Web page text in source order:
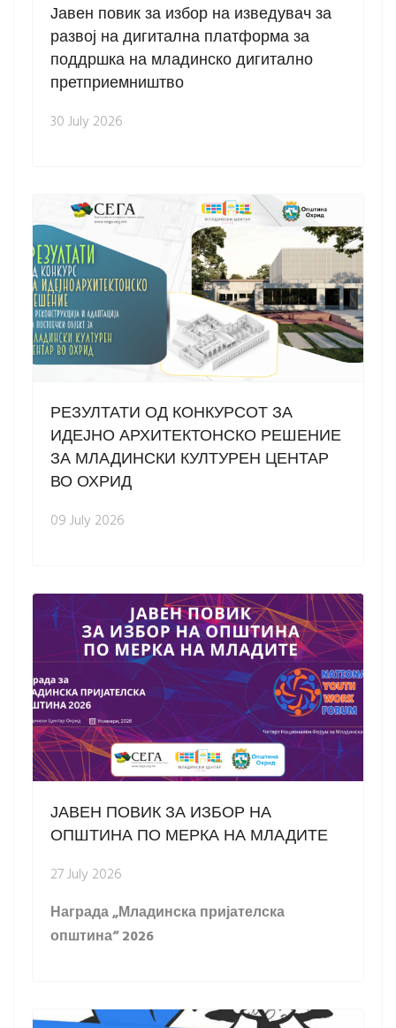
Јавен повик за избор на изведувач за
развој на дигитална платформа за
поддршка на младинско дигитално
претприемништво
30 July 2026
РЕЗУЛТАТИ ОД КОНКУРСОТ ЗА
ИДЕЈНО АРХИТЕКТОНСКО РЕШЕНИЕ
ЗА МЛАДИНСКИ КУЛТУРЕН ЦЕНТАР
ВО ОХРИД
09 July 2026
ЈАВЕН ПОВИК ЗА ИЗБОР НА
ОПШТИНА ПО МЕРКА НА МЛАДИТЕ
27 July 2026
Награда „Младинска пријателска
општина“ 2026